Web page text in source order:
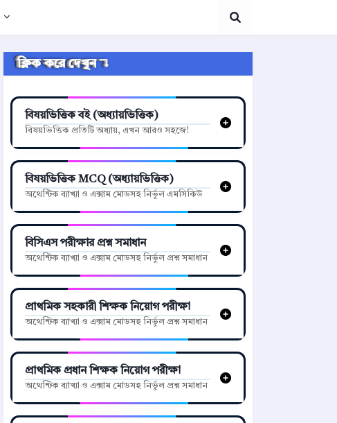
ক্লিক করে দেখুন ↴
বিষয়ভিত্তিক বই (অধ্যায়ভিত্তিক)
বিষয়ভিত্তিক প্রতিটি অধ্যায়, এখন আরও সহজে!
বিষয়ভিত্তিক MCQ (অধ্যায়ভিত্তিক)
অথেন্টিক ব্যাখ্যা ও এক্সাম মোডসহ নির্ভুল এমসিকিউ
বিসিএস পরীক্ষার প্রশ্ন সমাধান
অথেন্টিক ব্যাখ্যা ও এক্সাম মোডসহ নির্ভুল প্রশ্ন সমাধান
প্রাথমিক সহকারী শিক্ষক নিয়োগ পরীক্ষা
অথেন্টিক ব্যাখ্যা ও এক্সাম মোডসহ নির্ভুল প্রশ্ন সমাধান
প্রাথমিক প্রধান শিক্ষক নিয়োগ পরীক্ষা
অথেন্টিক ব্যাখ্যা ও এক্সাম মোডসহ নির্ভুল প্রশ্ন সমাধান